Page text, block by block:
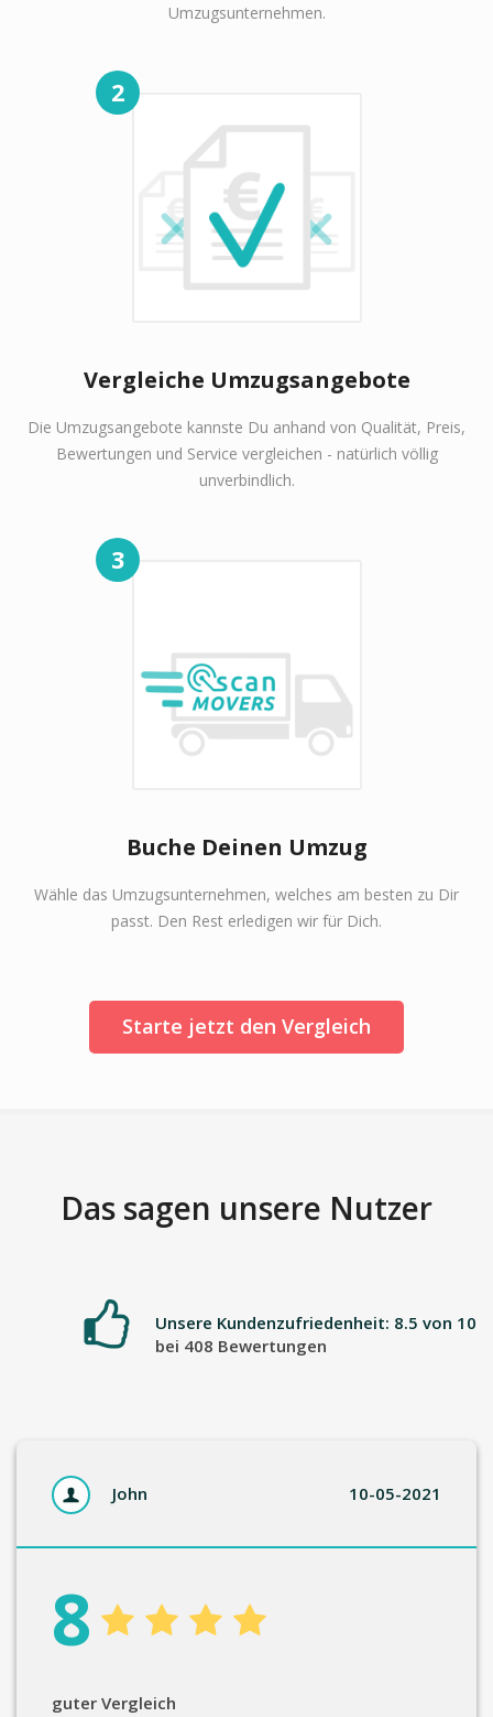
Umzugsunternehmen.
2
Vergleiche Umzugsangebote
Die Umzugsangebote kannste Du anhand von Qualität, Preis,
Bewertungen und Service vergleichen - natürlich völlig
unverbindlich.
3
Buche Deinen Umzug
Wähle das Umzugsunternehmen, welches am besten zu Dir
passt. Den Rest erledigen wir für Dich.
Starte jetzt den Vergleich
Das sagen unsere Nutzer
Unsere Kundenzufriedenheit: 8.5 von 10
bei 408 Bewertungen
John 10-05-2021
8
guter Vergleich